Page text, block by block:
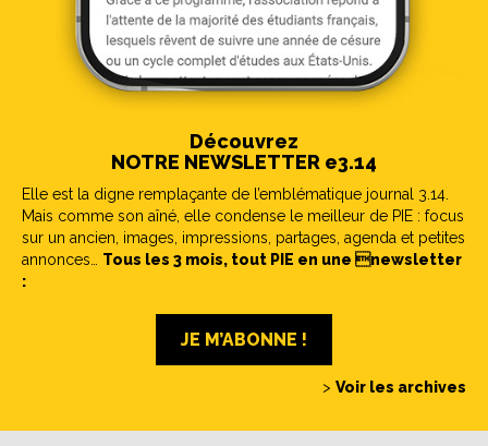
Découvrez
NOTRE NEWSLETTER e3.14
Elle est la digne remplaçante de l’emblématique journal 3.14.
Mais comme son aîné, elle condense le meilleur de PIE : focus
sur un ancien, images, impressions, partages, agenda et petites
annonces… Tous les 3 mois, tout PIE en une newsletter
:
JE M’ABONNE !
> Voir les archives